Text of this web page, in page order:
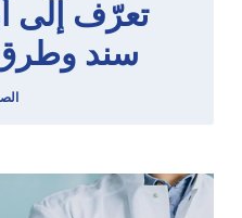
تعرّف إلى
سند وطرق